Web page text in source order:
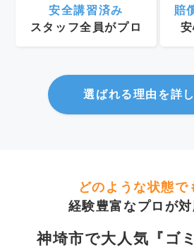
安全講習済み
スタッフ全員がプロ
賠
選ばれる理由を詳
どのような状態で
経験豊富なプロが
神埼市で大人気『ゴ